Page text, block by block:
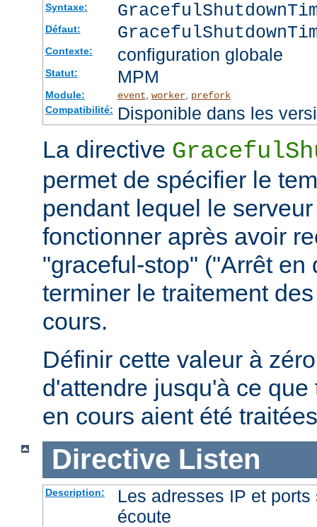
Syntaxe:
Défaut:
Contexte: configuration globale
Statut: MPM
Module: event, worker, prefork
Compatibilité: Disponible dans les
La directive
permet de spécifier le
pendant lequel le
fonctionner après avoir
"graceful-stop" ("Arrêt en
terminer le traitement
cours.
Définir cette valeur à
d'attendre jusqu'à ce
en cours aient été
Directive Listen
Description:
Les adresses IP et
écoute